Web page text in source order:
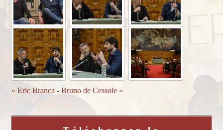
CONTACT
« Eric Branca - Bruno de Cessole »